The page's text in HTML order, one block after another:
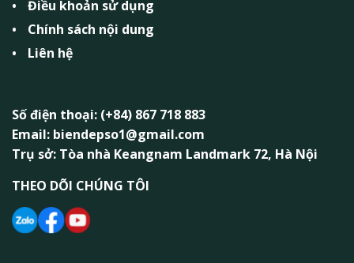
Điều khoản sử dụng
Chính sách nội dung
Liên hệ
Số điện thoại: (+84) 867 718 883
Email: biendepso1@gmail.com
Trụ sở: Tòa nhà Keangnam Landmark 72, Hà Nội
THEO DÕI CHÚNG TÔI